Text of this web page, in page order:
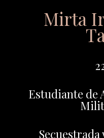
Mirta
Estudiante de
Secuestrada